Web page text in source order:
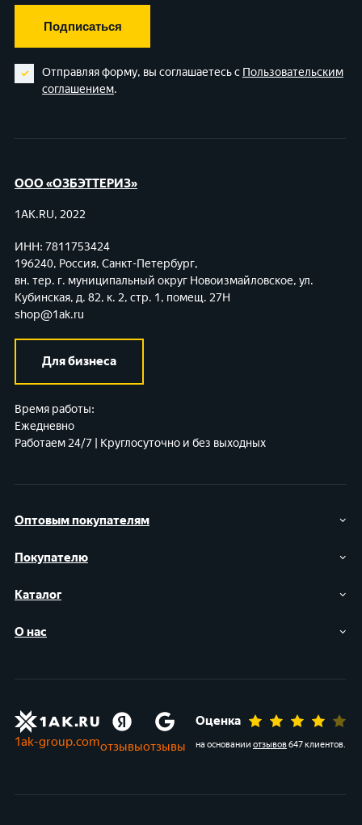
Подписаться
Отправляя форму, вы соглашаетесь с Пользовательским
соглашением.
Оптовым покупателям
Покупателю
Каталог
О нас
ООО «ОЗБЭТТЕРИЗ»
1AK.RU, 2022
ИНН: 7811753424
196240, Россия, Санкт-Петербург,
вн. тер. г. муниципальный округ Новоизмайловское, ул.
Кубинская, д. 82, к. 2, стр. 1, помещ. 27Н
shop@1ak.ru
Для бизнеса
Время работы:
Ежедневно
Работаем 24/7 | Круглосуточно и без выходных
1ak-group.comотзывыотзывы
Оценка
на основании отзывов647 клиентов.